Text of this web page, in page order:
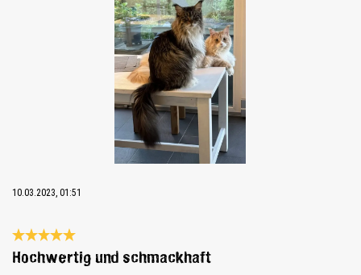
10.03.2023, 01:51
Évaluation avec une note de 5 sur 5 étoiles
Hochwertig und schmackhaft